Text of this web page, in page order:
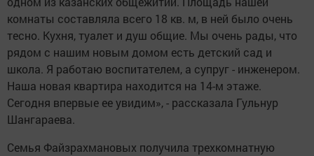
комнаты составляла всего 18 кв. м, в ней было очень
тесно. Кухня, туалет и душ общие. Мы очень рады, что
рядом с нашим новым домом есть детский сад и
школа. Я работаю воспитателем, а супруг - инженером.
Наша новая квартира находится на 14-м этаже.
Сегодня впервые ее увидим», - рассказала Гульнур
Шангараева.
Семья Файзрахмановых получила трехкомнатную